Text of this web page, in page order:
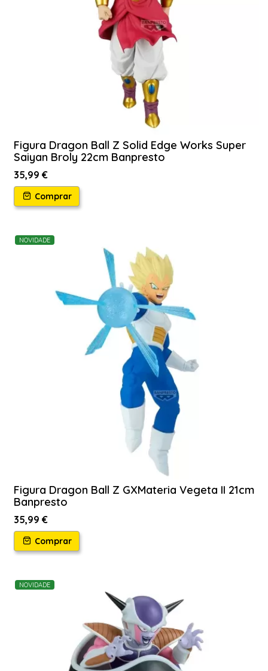
Figura Dragon Ball Z Solid Edge Works Super
Saiyan Broly 22cm Banpresto
35,99 €
Comprar
NOVIDADE
Figura Dragon Ball Z GXMateria Vegeta II 21cm
Banpresto
35,99 €
Comprar
NOVIDADE